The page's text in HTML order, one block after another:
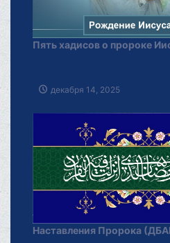
Пять хадисов о пророке
декабря 14, 2025
Наставления Пророка